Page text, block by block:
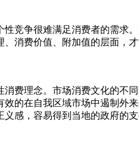
竞争很难满足消费者的需求
消费价值、附加值的层面，
费理念。市场消费文化的不
的在自我区域市场中遏制外
感，容易得到当地的政府的